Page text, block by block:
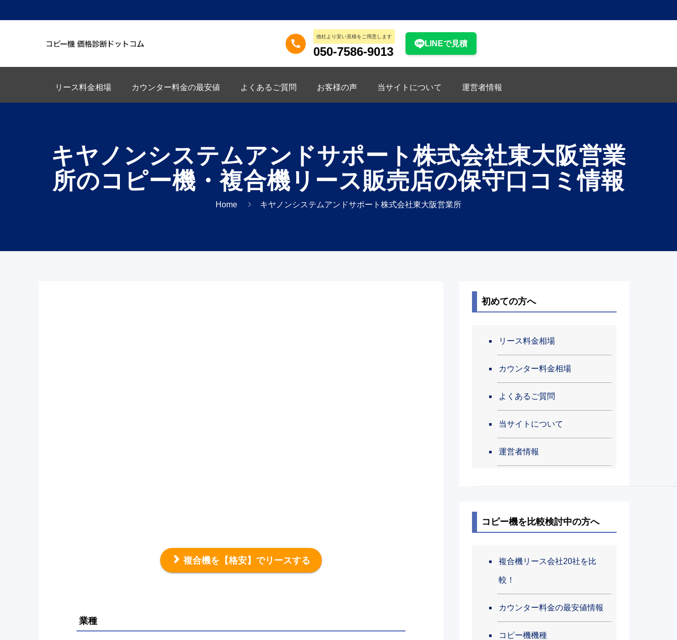
他社より安い見積をご用意します
050-7586-9013
LINEで見積
リース料金相場 カウンター料金の最安値 よくあるご質問 お客様の声 当サイトについて 運営者情報
キヤノンシステムアンドサポート株式会社東大阪営業
所のコピー機・複合機リース販売店の保守口コミ情報
Home キヤノンシステムアンドサポート株式会社東大阪営業所
複合機を 【格安】でリースする
業種
初めての方へ
リース料金相場
カウンター料金相場
よくあるご質問
当サイトについて
運営者情報
コピー機を比較検討中の方へ
複合機リース会社20社を比
較！
カウンター料金の最安値情報
コピー機機種